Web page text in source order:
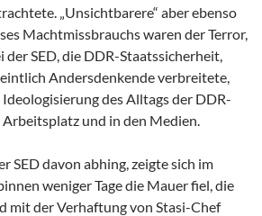
„Unsichtbarere“ aber ebenso
Machtmissbrauchs waren der Terror,
der SED, die DDR-Staatssicherheit,
Andersdenkende verbreitete,
des Alltags der DDR-
Arbeitsplatz und in den Medien.
SED davon abhing, zeigte sich im
weniger Tage die Mauer fiel, die
mit der Verhaftung von Stasi-Chef